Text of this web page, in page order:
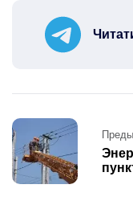
Post
navigation